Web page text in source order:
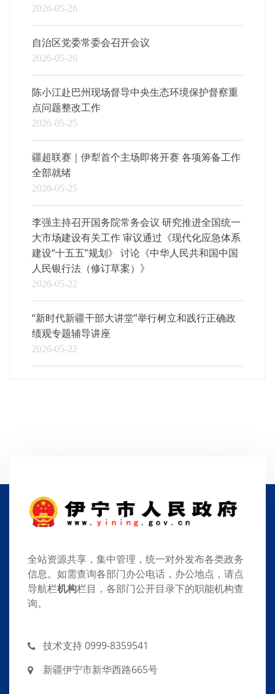
2026-05-26
自治区党委常委会召开会议
2026-05-26
陈小江赴巴州现场督导中央生态环境保护督察重
点问题整改工作
2026-05-25
疆超联赛｜伊犁首个主场即将开赛 各项筹备工作
全部就绪
2026-05-25
李强主持召开国务院常务会议 研究推进全国统一
大市场建设有关工作 审议通过《现代化应急体系
建设“十五五”规划》 讨论《中华人民共和国中国
人民银行法（修订草案）》
2026-05-22
“新时代新疆干部大讲堂”举行树立和践行正确政
绩观专题辅导讲座
2026-05-22
全站资源共享，集中管理，统一对外发布各类政务
信息。如需查询各部门办公电话，办公地点，请点
导航栏机构栏目，各部门公开目录下的职能机构查
询。
技术支持 0999-8359541
新疆伊宁市新华西路665号